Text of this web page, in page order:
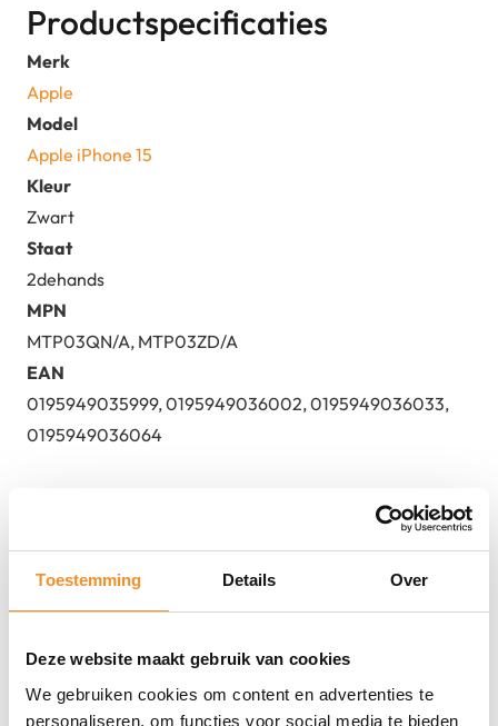
Toestemming Details Over
Deze website maakt gebruik van cookies
We gebruiken cookies om content en advertenties te
personaliseren, om functies voor social media te bieden
Productspecificaties
Merk
Apple
Model
Apple iPhone 15
Kleur
Zwart
Staat
2dehands
MPN
MTP03QN/A, MTP03ZD/A
EAN
0195949035999, 0195949036002, 0195949036033,
0195949036064
Direct erbij bestellen